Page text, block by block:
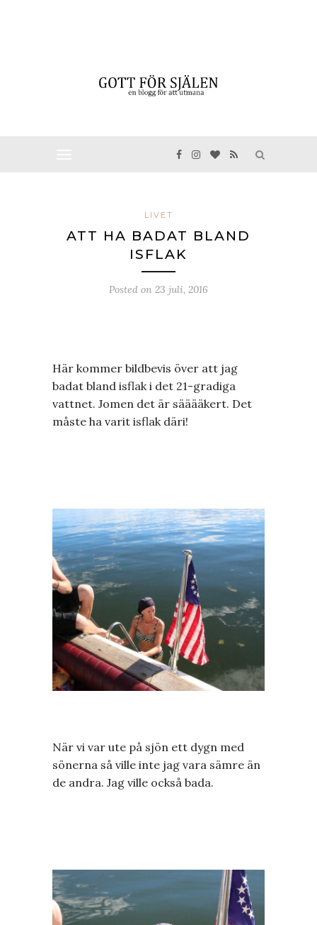
LIVET
ATT HA BADAT BLAND
ISFLAK
Posted on 23 juli, 2016
Här kommer bildbevis över att jag
badat bland isflak i det 21-gradiga
vattnet. Jomen det är sääääkert. Det
måste ha varit isflak däri!
När vi var ute på sjön ett dygn med
sönerna så ville inte jag vara sämre än
de andra. Jag ville också bada.